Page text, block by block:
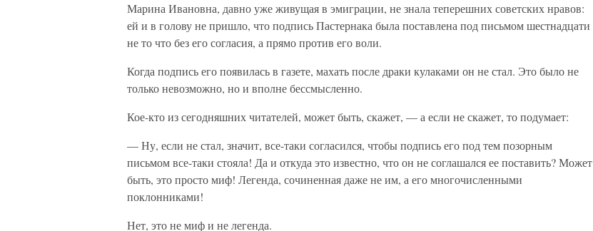
Марина Ивановна, давно уже живущая в эмиграции, не знала теперешних советских нравов:
ей и в голову не пришло, что подпись Пастернака была поставлена под письмом шестнадцати
не то что без его согласия, а прямо против его воли.
Когда подпись его появилась в газете, махать после драки кулаками он не стал. Это было не
только невозможно, но и вполне бессмысленно.
Кое-кто из сегодняшних читателей, может быть, скажет, — а если не скажет, то подумает:
— Ну, если не стал, значит, все-таки согласился, чтобы подпись его под тем позорным
письмом все-таки стояла! Да и откуда это известно, что он не соглашался ее поставить? Может
быть, это просто миф! Легенда, сочиненная даже не им, а его многочисленными
поклонниками!
Нет, это не миф и не легенда.